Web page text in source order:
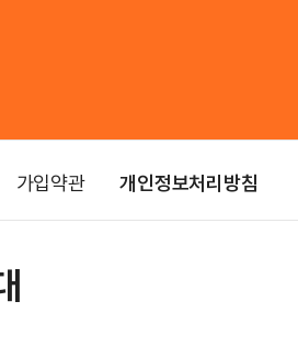
가입약관 개인정보처리방침